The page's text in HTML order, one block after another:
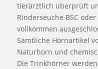
tierärztlich überprüft
Rinderseuche BSC
vollkommen
Sämtliche Hornartikel
Naturhorn und
Die Trinkhörner